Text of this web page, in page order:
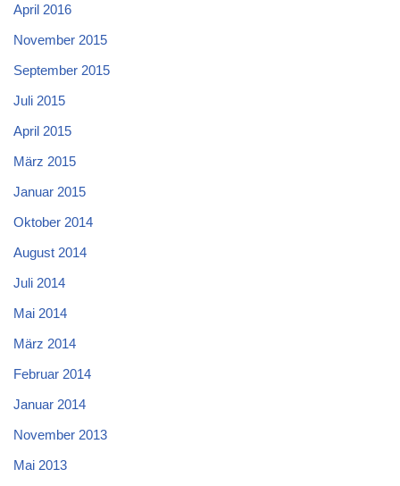
April 2016
November 2015
September 2015
Juli 2015
April 2015
März 2015
Januar 2015
Oktober 2014
August 2014
Juli 2014
Mai 2014
März 2014
Februar 2014
Januar 2014
November 2013
Mai 2013